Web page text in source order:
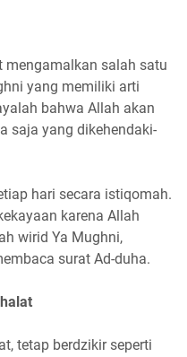
mengamalkan salah satu
yang memiliki arti
bahwa Allah akan
saja yang dikehendaki-
hari secara istiqomah.
karena Allah
wirid Ya Mughni,
surat Ad-duha.
tetap berdzikir seperti